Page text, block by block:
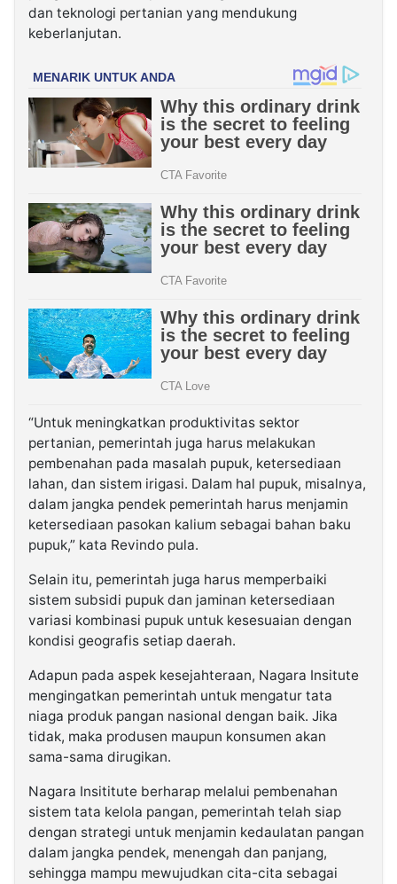
dan teknologi pertanian yang mendukung
keberlanjutan.
“Untuk meningkatkan produktivitas sektor
pertanian, pemerintah juga harus melakukan
pembenahan pada masalah pupuk, ketersediaan
lahan, dan sistem irigasi. Dalam hal pupuk, misalnya,
dalam jangka pendek pemerintah harus menjamin
ketersediaan pasokan kalium sebagai bahan baku
pupuk,” kata Revindo pula.
Selain itu, pemerintah juga harus memperbaiki
sistem subsidi pupuk dan jaminan ketersediaan
variasi kombinasi pupuk untuk kesesuaian dengan
kondisi geografis setiap daerah.
Adapun pada aspek kesejahteraan, Nagara Insitute
mengingatkan pemerintah untuk mengatur tata
niaga produk pangan nasional dengan baik. Jika
tidak, maka produsen maupun konsumen akan
sama-sama dirugikan.
Nagara Insititute berharap melalui pembenahan
sistem tata kelola pangan, pemerintah telah siap
dengan strategi untuk menjamin kedaulatan pangan
dalam jangka pendek, menengah dan panjang,
sehingga mampu mewujudkan cita-cita sebagai